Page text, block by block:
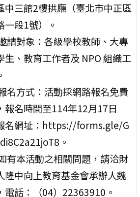
中三館2樓拱廳（臺北市中正區
一段1號）。
請對象：各級學校教師、大專
生、教育工作者及 NPO 組織工
名方式：活動採網路報名免費
報名時間至114年12月17日
名網址：https://forms.gle/G
。
有本活動之相關問題，請洽財
隆中向上教育基金會承辦人魏
電話：（04）22363910。